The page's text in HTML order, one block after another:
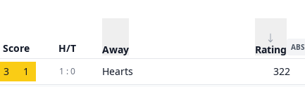
Score H/T Away Rating ABS
3 1 1 : 0 Hearts 322